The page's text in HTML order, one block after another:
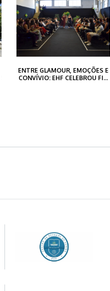
ENTRE GLAMOUR, EMOÇÕES E
CONVÍVIO: EHF CELEBROU FI...